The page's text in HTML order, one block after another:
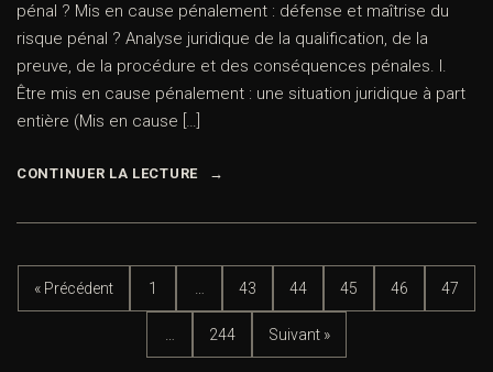
pénal ? Mis en cause pénalement : défense et maîtrise du
risque pénal ? Analyse juridique de la qualification, de la
preuve, de la procédure et des conséquences pénales. I.
Être mis en cause pénalement : une situation juridique à part
entière (Mis en cause […]
CONTINUER LA LECTURE
« Précédent 1 43 44 45 46 47
244 Suivant »